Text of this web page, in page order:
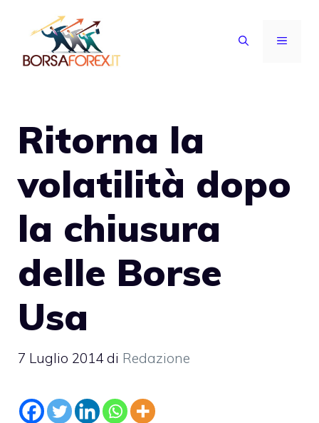
contenuto
MENU
Ritorna la
volatilità dopo
la chiusura
delle Borse
Usa
7 Luglio 2014 di Redazione